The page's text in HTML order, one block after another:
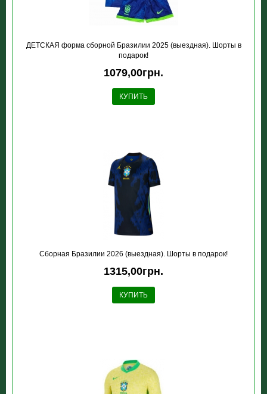
ДЕТСКАЯ форма сборной Бразилии 2025 (выездная). Шорты в
подарок!
1079,00грн.
КУПИТЬ
Сборная Бразилии 2026 (выездная). Шорты в подарок!
1315,00грн.
КУПИТЬ